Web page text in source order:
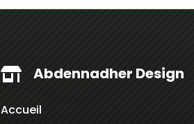
 Abdennadher Design
Accueil